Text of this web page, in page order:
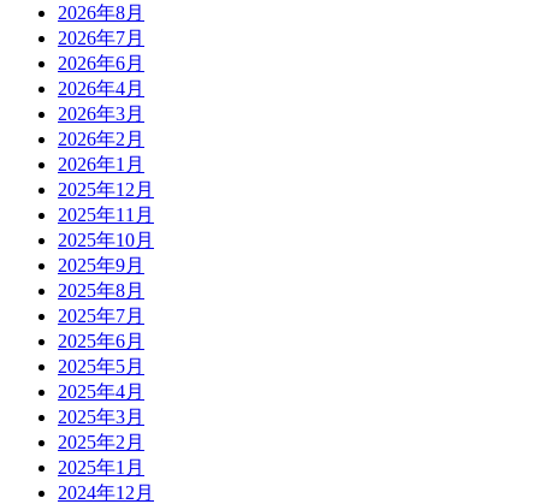
2026年8月
2026年7月
2026年6月
2026年4月
2026年3月
2026年2月
2026年1月
2025年12月
2025年11月
2025年10月
2025年9月
2025年8月
2025年7月
2025年6月
2025年5月
2025年4月
2025年3月
2025年2月
2025年1月
2024年12月